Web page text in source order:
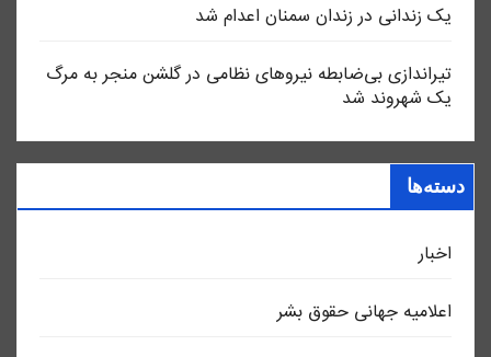
یک زندانی در زندان سمنان اعدام شد
تیراندازی بی‌ضابطه نیروهای نظامی در گلشن منجر به مرگ
یک شهروند شد
دسته‌ها
اخبار
اعلاميه جهانی حقوق بشر